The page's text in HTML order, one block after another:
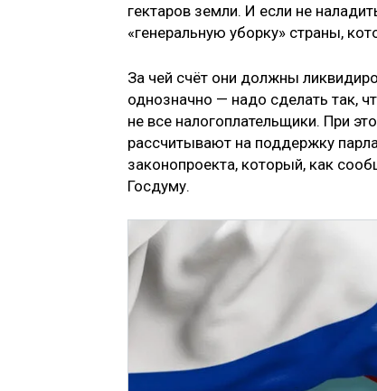
гектаров земли. И если не
«генеральную уборку» страны,
За чей счёт они должны
однозначно — надо сделать так,
не все налогоплательщики. При
рассчитывают на поддержку
законопроекта, который, как
Госдуму.